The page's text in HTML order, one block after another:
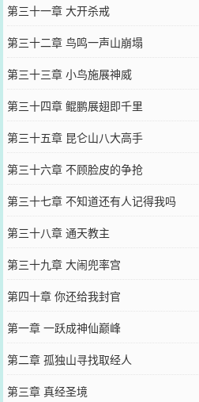
第三十一章 大开杀戒
第三十二章 鸟鸣一声山崩塌
第三十三章 小鸟施展神威
第三十四章 鲲鹏展翅即千里
第三十五章 昆仑山八大高手
第三十六章 不顾脸皮的争抢
第三十七章 不知道还有人记得我吗
第三十八章 通天教主
第三十九章 大闹兜率宫
第四十章 你还给我封官
第一章 一跃成神仙巅峰
第二章 孤独山寻找取经人
第三章 真经圣境